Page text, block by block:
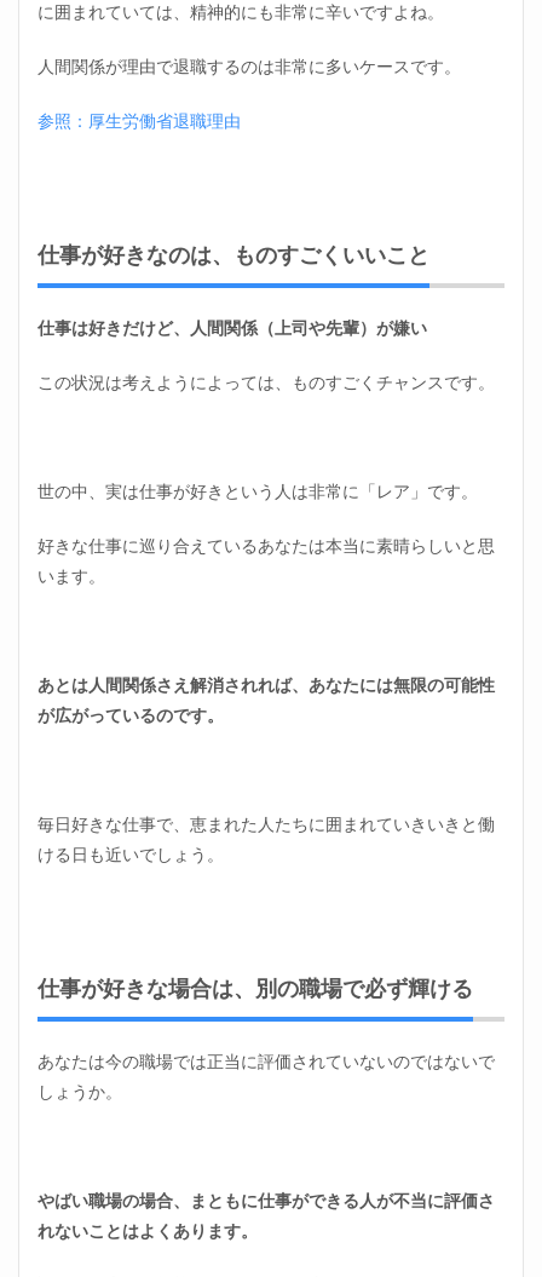
に囲まれていては、精神的にも非常に辛いですよね。
人間関係が理由で退職するのは非常に多いケースです。
参照：厚生労働省退職理由
仕事が好きなのは、ものすごくいいこと
仕事は好きだけど、人間関係（上司や先輩）が嫌い
この状況は考えようによっては、ものすごくチャンスです。
世の中、実は仕事が好きという人は非常に「レア」です。
好きな仕事に巡り合えているあなたは本当に素晴らしいと思
います。
あとは人間関係さえ解消されれば、あなたには無限の可能性
が広がっているのです。
毎日好きな仕事で、恵まれた人たちに囲まれていきいきと働
ける日も近いでしょう。
仕事が好きな場合は、別の職場で必ず輝ける
あなたは今の職場では正当に評価されていないのではないで
しょうか。
やばい職場の場合、まともに仕事ができる人が不当に評価さ
れないことはよくあります。